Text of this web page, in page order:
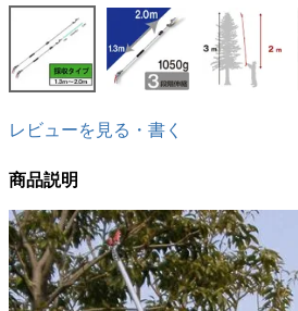
レビューを見る・書く
商品説明